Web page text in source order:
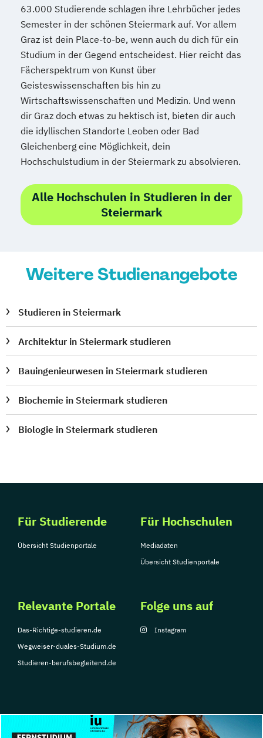
Modemanagement
Nachhaltiges Management New Work
Online Marketing (DE/EN)
Personalentwicklung
Personalmanagement
Personalmanagement (DE/EN)
Pflege
Pflegemanagement
Pflegepädagogik
Physiotherapie
Product Management (DE/EN)
Projektmanagement (DE/EN)
Public Health
Public Management
Public Relations und Kommunikation
Bildungsberatung und Leitung
Robotics (DE/EN) Social Media
Software Engineering (EN)
Softwareentwicklung (DE/EN)
Soziale Arbeit
Sozialmanagement
Wirtschaftsinformatik (DE/EN)
Wirtschaftsingenieurwesen
Wirtschaftsingenieurwesen Medizintechnik
Wirtschaftsrecht
Ökonom/in
63.000 Studierende schlagen ihre Lehrbücher jedes
Semester in der schönen Steiermark auf. Vor allem
Graz ist dein Place-to-be, wenn auch du dich für ein
Studium in der Gegend entscheidest. Hier reicht das
Fächerspektrum von Kunst über
Geisteswissenschaften bis hin zu
Wirtschaftswissenschaften und Medizin. Und wenn
dir Graz doch etwas zu hektisch ist, bieten dir auch
die idyllischen Standorte Leoben oder Bad
Gleichenberg eine Möglichkeit, dein
Hochschulstudium in der Steiermark zu absolvieren.
Alle Hochschulen in Studieren in der
Steiermark
Weitere Studienangebote
Studieren in Steiermark
Architektur in Steiermark studieren
Bauingenieurwesen in Steiermark studieren
Biochemie in Steiermark studieren
Biologie in Steiermark studieren
Für Studierende
Übersicht Studienportale
Für Hochschulen
Mediadaten
Übersicht Studienportale
Relevante Portale
Das-Richtige-studieren.de
Wegweiser-duales-Studium.de
Studieren-berufsbegleitend.de
Folge uns auf
Instagram